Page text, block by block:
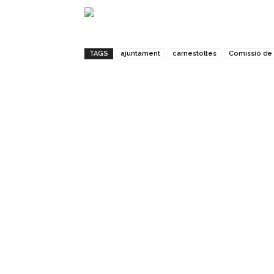
TAGS ajuntament carnestoltes Comissió de